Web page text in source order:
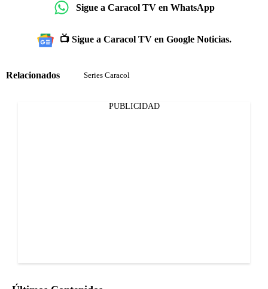
Sigue a Caracol TV en WhatsApp
📺 Sigue a Caracol TV en Google Noticias.
Relacionados Series Caracol
PUBLICIDAD